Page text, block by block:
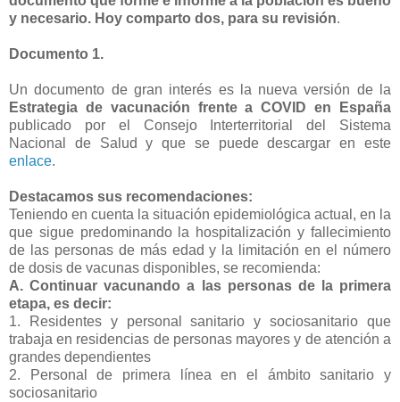
y necesario. Hoy comparto dos, para su revisión.
Documento 1.
Un documento de gran interés es la nueva versión de la
Estrategia de vacunación frente a COVID en España
publicado por el Consejo Interterritorial del Sistema
Nacional de Salud y que se puede descargar en este
enlace.
Destacamos sus recomendaciones:
Teniendo en cuenta la situación epidemiológica actual, en la
que sigue predominando la hospitalización y fallecimiento
de las personas de más edad y la limitación en el número
de dosis de vacunas disponibles, se recomienda:
A. Continuar vacunando a las personas de la primera
etapa, es decir:
1. Residentes y personal sanitario y sociosanitario que
trabaja en residencias de personas mayores y de atención a
grandes dependientes
2. Personal de primera línea en el ámbito sanitario y
sociosanitario